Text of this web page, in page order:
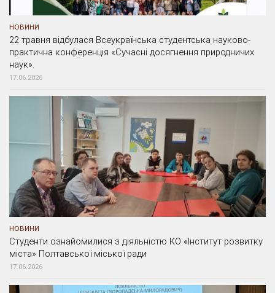
НОВИНИ
22 травня відбулася Всеукраїнська студентська науково-
практична конференція «Сучасні досягнення природничих
наук».
17.06.2026
НОВИНИ
Студенти ознайомилися з діяльністю КО «Інститут розвитку
міста» Полтавської міської ради
17.06.2026